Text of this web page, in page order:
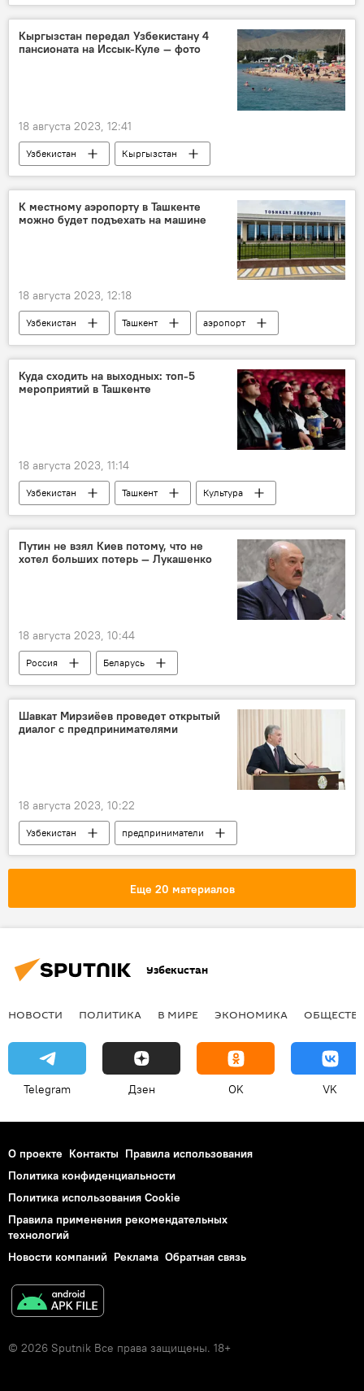
погода в Узбекистане
выходные
Кыргызстан передал Узбекистану 4
пансионата на Иссык-Куле — фото
18 августа 2023, 12:41
Узбекистан
Кыргызстан
пансионат
пансионат «Бустон»
пансионат «Дилором»
пансионат «Золотые пески»
Инвестиции
К местному аэропорту в Ташкенте
можно будет подъехать на машине
18 августа 2023, 12:18
Узбекистан Ташкент
аэропорт
машина
автомобили
автобус
такси
реконструкция
вокзал
площадь
Куда сходить на выходных: топ-5
мероприятий в Ташкенте
18 августа 2023, 11:14
Узбекистан Ташкент
Культура
отдых
выходные
Афиша на выходные
забег
Кино
мастер-класс
вузы
Путин не взял Киев потому, что не
хотел больших потерь — Лукашенко
18 августа 2023, 10:44
Россия
Беларусь
Александр Лукашенко
Владимир Путин
Киев
население Украина
Шавкат Мирзиёев проведет открытый
диалог с предпринимателями
18 августа 2023, 10:22
Узбекистан
предприниматели
бизнес
прямой диалог
Встреча
Шавкат Мирзиёев
Экономика
предпринимательство
проект
Еще 20 материалов
Узбекистан
НОВОСТИ ПОЛИТИКА В МИРЕ ЭКОНОМИКА
Telegram Дзен OK VK
О проекте Контакты Правила использования
Политика конфиденциальности
Политика использования Cookie
Правила применения рекомендательных
технологий
Новости компаний Реклама Обратная связь
© 2026 Sputnik Все права защищены. 18+